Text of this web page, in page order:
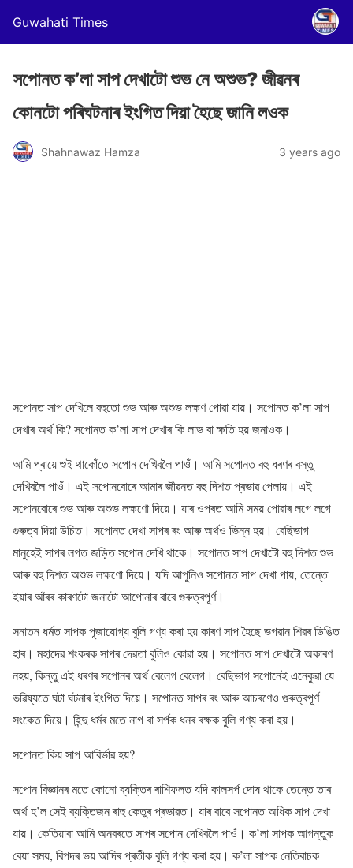
Guwahati Times
সপোনত ক’লা সাপ দেখাটো শুভ নে অশুভ? জীৱনৰ
কোনটো পৰিঘটনাৰ ইংগিত দিয়া হৈছে জানি লওক
Shahnawaz Hamza 3 years ago
সপোনত সাপ দেখিলে বহুতো শুভ আৰু অশুভ লক্ষণ পোৱা যায়। সপোনত ক’লা সাপ
দেখাৰ অৰ্থ কি? সপোনত ক’লা সাপ দেখাৰ কি লাভ বা ক্ষতি হয় জনাওক।
আমি প্ৰায়ে শুই থাকোঁতে সপোন দেখিবলৈ পাওঁ। আমি সপোনত বহু ধৰণৰ বস্তু
দেখিবলৈ পাওঁ। এই সপোনবোৰে আমাৰ জীৱনত বহু দিশত প্ৰভাৱ পেলায়। এই
সপোনবোৰে শুভ আৰু অশুভ লক্ষণো দিয়ে। যাৰ ওপৰত আমি সময় পোৱাৰ লগে লগে
গুৰুত্ব দিয়া উচিত। সপোনত দেখা সাপৰ ৰং আৰু অৰ্থও ভিন্ন হয়। বেছিভাগ
মানুহেই সাপৰ লগত জড়িত সপোন দেখি থাকে। সপোনত সাপ দেখাটো বহু দিশত শুভ
আৰু বহু দিশত অশুভ লক্ষণো দিয়ে। যদি আপুনিও সপোনত সাপ দেখা পায়, তেন্তে
ইয়াৰ আঁৰৰ কাৰণটো জনাটো আপোনাৰ বাবে গুৰুত্বপূৰ্ণ।
সনাতন ধৰ্মত সাপক পূজাযোগ্য বুলি গণ্য কৰা হয় কাৰণ সাপ হৈছে ভগৱান শিৱৰ ডিঙিত
হাৰ। মহাদেৱ শংকৰক সাপৰ দেৱতা বুলিও কোৱা হয়। সপোনত সাপ দেখাটো অকাৰণ
নহয়, কিন্তু এই ধৰণৰ সপোনৰ অৰ্থ বেলেগ বেলেগ। বেছিভাগ সপোনেই এনেকুৱা যে
ভৱিষ্যতে ঘটা ঘটনাৰ ইংগিত দিয়ে। সপোনত সাপৰ ৰং আৰু আচৰণেও গুৰুত্বপূৰ্ণ
সংকেত দিয়ে। হিন্দু ধৰ্মৰ মতে নাগ বা সৰ্পক ধনৰ ৰক্ষক বুলি গণ্য কৰা হয়।
সপোনত কিয় সাপ আবিৰ্ভাৱ হয়?
সপোন বিজ্ঞানৰ মতে কোনো ব্যক্তিৰ ৰাশিফলত যদি কালসৰ্প দোষ থাকে তেন্তে তাৰ
অৰ্থ হ’ল সেই ব্যক্তিজন ৰাহু কেতুৰ প্ৰভাৱত। যাৰ বাবে সপোনত অধিক সাপ দেখা
যায়। কেতিয়াবা আমি অনবৰতে সাপৰ সপোন দেখিবলৈ পাওঁ। ক’লা সাপক আগন্তুক
বেয়া সময়, বিপদৰ ভয় আদিৰ প্ৰতীক বুলি গণ্য কৰা হয়। ক’লা সাপক নেতিবাচক